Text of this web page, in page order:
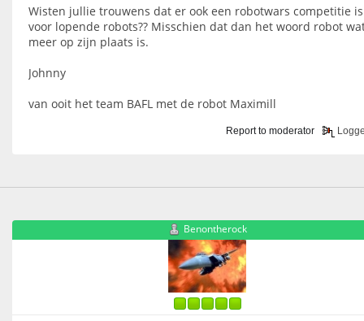
Wisten jullie trouwens dat er ook een robotwars competitie is
voor lopende robots?? Misschien dat dan het woord robot
meer op zijn plaats is.
Johnny
van ooit het team BAFL met de robot Maximill
Report to moderator
Benontherock